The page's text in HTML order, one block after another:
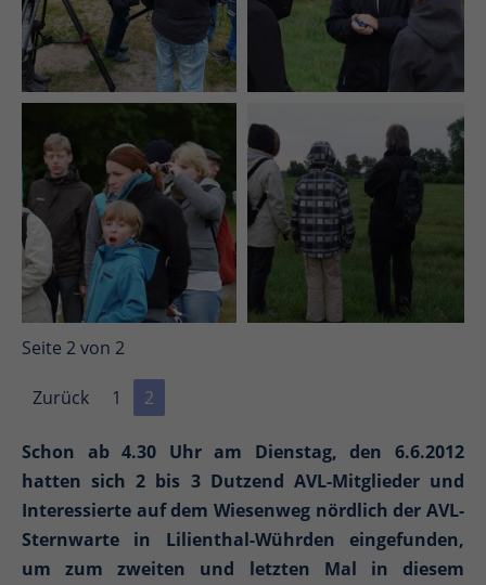
Seite 2 von 2
Zurück 1 2
Schon ab 4.30 Uhr am Dienstag, den 6.6.2012
hatten sich 2 bis 3 Dutzend AVL-Mitglieder und
Interessierte auf dem Wiesenweg nördlich der AVL-
Sternwarte in Lilienthal-Wührden eingefunden,
um zum zweiten und letzten Mal in diesem